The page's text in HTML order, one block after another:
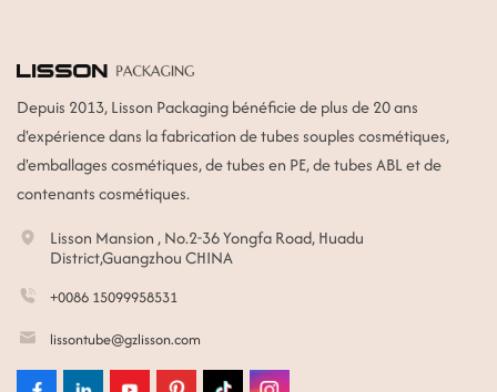
Depuis 2013, Lisson Packaging bénéficie de plus de 20 ans
d'expérience dans la fabrication de tubes souples cosmétiques,
d'emballages cosmétiques, de tubes en PE, de tubes ABL et de
contenants cosmétiques.
Lisson Mansion , No.2-36 Yongfa Road, Huadu
District,Guangzhou CHINA
+0086 15099958531
lissontube@gzlisson.com